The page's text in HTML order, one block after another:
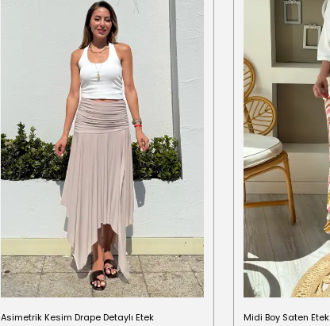
Asimetrik Kesim Drape Detaylı Etek Midi Boy Saten Etek